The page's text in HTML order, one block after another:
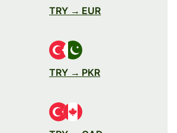
TRY → EUR
TRY → PKR